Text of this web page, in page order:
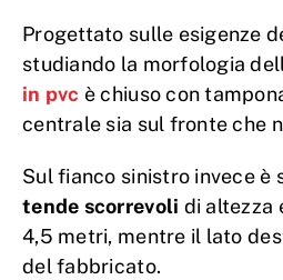
Progettato sulle esigenze
studiando la morfologia
in pvc è chiuso con
centrale sia sul fronte che
Sul fianco sinistro invece è
tende scorrevoli di altezza
4,5 metri, mentre il lato
del fabbricato.